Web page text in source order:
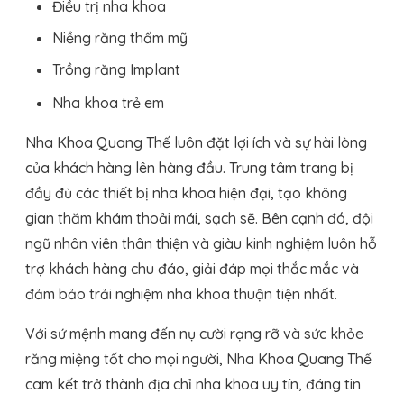
Điều trị nha khoa
Niềng răng thẩm mỹ
Trồng răng Implant
Nha khoa trẻ em
Nha Khoa Quang Thế luôn đặt lợi ích và sự hài lòng
của khách hàng lên hàng đầu. Trung tâm trang bị
đầy đủ các thiết bị nha khoa hiện đại, tạo không
gian thăm khám thoải mái, sạch sẽ. Bên cạnh đó, đội
ngũ nhân viên thân thiện và giàu kinh nghiệm luôn hỗ
trợ khách hàng chu đáo, giải đáp mọi thắc mắc và
đảm bảo trải nghiệm nha khoa thuận tiện nhất.
Với sứ mệnh mang đến nụ cười rạng rỡ và sức khỏe
răng miệng tốt cho mọi người, Nha Khoa Quang Thế
cam kết trở thành địa chỉ nha khoa uy tín, đáng tin